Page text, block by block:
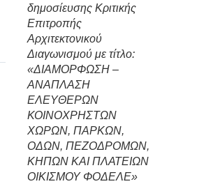
δημοσίευσης Κριτικής
Επιτροπής
Αρχιτεκτονικού
Διαγωνισμού με τίτλο:
«ΔΙΑΜΟΡΦΩΣΗ –
ΑΝΑΠΛΑΣΗ
ΕΛΕΥΘΕΡΩΝ
ΚΟΙΝΟΧΡΗΣΤΩΝ
ΧΩΡΩΝ, ΠΑΡΚΩΝ,
ΟΔΩΝ, ΠΕΖΟΔΡΟΜΩΝ,
ΚΗΠΩΝ ΚΑΙ ΠΛΑΤΕΙΩΝ
ΟΙΚΙΣΜΟΥ ΦΟΔΕΛΕ»